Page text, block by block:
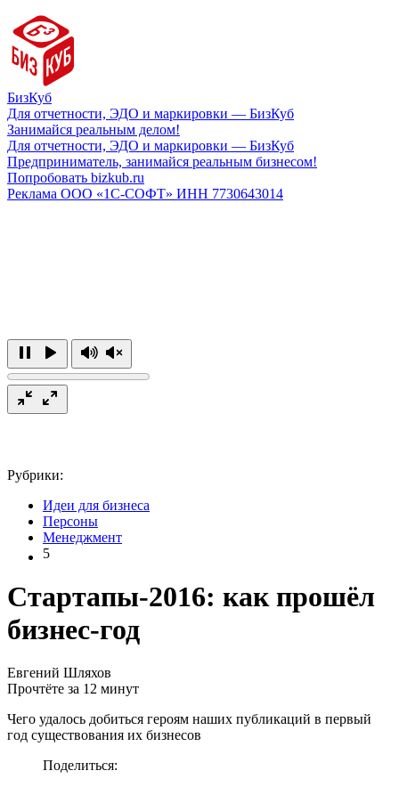
БизКуб
Для отчетности, ЭДО и маркировки — БизКуб
Занимайся реальным делом!
Для отчетности, ЭДО и маркировки — БизКуб
Предприниматель, занимайся реальным бизнесом!
Попробовать bizkub.ru
Реклама ООО «1С-СОФТ» ИНН 7730643014
Рубрики:
Идеи для бизнеса
Персоны
Менеджмент
5
Стартапы-2016: как прошёл
бизнес-год
Евгений Шляхов
Прочтёте за 12 минут
Чего удалось добиться героям наших публикаций в первый
год существования их бизнесов
Поделиться: